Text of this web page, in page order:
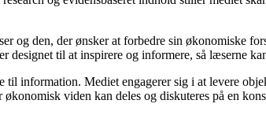
og den, der ønsker at forbedre sin økonomiske
til at inspirere og informere, så læserne
Mediet engagerer sig i at levere
viden kan deles og diskuteres på en